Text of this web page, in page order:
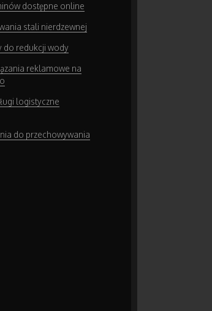
dostępne online
stali nierdzewnej
do redukcji wody
reklamowe na
logistyczne
do przechowywania